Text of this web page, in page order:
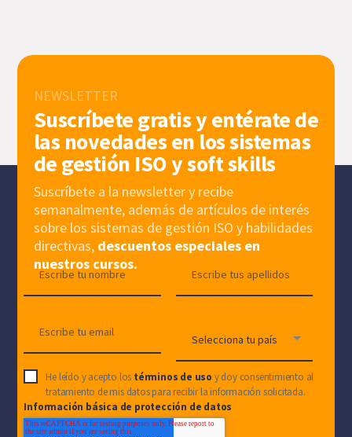
NEWSLETTER
Suscríbete gratis y entérate de
las novedades en los sistemas
de gestión ISO y soft skills
Suscríbete a la newsletter y recibe
semanalmente, además de artículos de interés
sobre los sistemas de gestión ISO y habilidades
directivas, descuentos especiales en
nuestros cursos.
He leído y acepto los términos de uso y doy consentimiento al
tratamiento de mis datos para recibir la información solicitada.
Información básica de protección de datos